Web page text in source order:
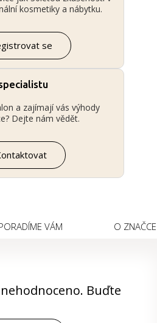
kosmetiky a nábytku.
se
a zajímají vás výhody
Dejte nám vědět.
VÁM O ZNAČCE
Buďte